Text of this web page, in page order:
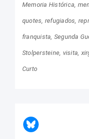
Memoria Histórica
quotes refugiados
franquista Segunda
Stolpersteine visita
Curto